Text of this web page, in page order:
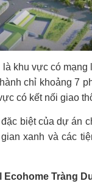
là khu vực có
chỉ khoảng 7
có kết nối giao
biệt của dự án
xanh và các
Tràng